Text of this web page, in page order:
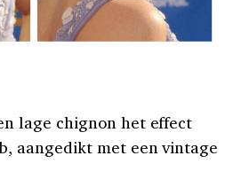
lage chignon het effect
aangedikt met een vintage